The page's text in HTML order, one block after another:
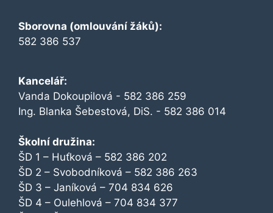
Sborovna (omlouvání žáků):
582 386 537
Kancelář:
Vanda Dokoupilová - 582 386 259
Ing. Blanka Šebestová, DiS. - 582 386 014
Školní družina:
ŠD 1 – Huťková – 582 386 202
ŠD 2 – Svobodníková – 582 386 263
ŠD 3 – Janíková – 704 834 626
ŠD 4 – Oulehlová – 704 834 377